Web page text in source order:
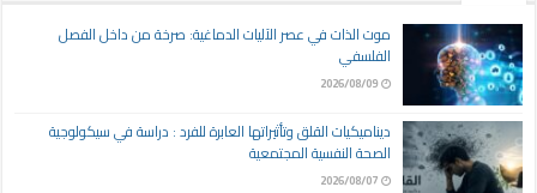
موت الذات في عصر الآليات الدماغية: صرخة من داخل الفصل
الفلسفي
2026/08/09
ديناميكيات القلق وتأثيراتها العابرة للفرد : دراسة في سيكولوجية
الصحة النفسية المجتمعية
2026/08/07